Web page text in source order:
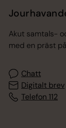
Akut samtals-
med en präst
Chatt
Digitalt brev
Telefon 112